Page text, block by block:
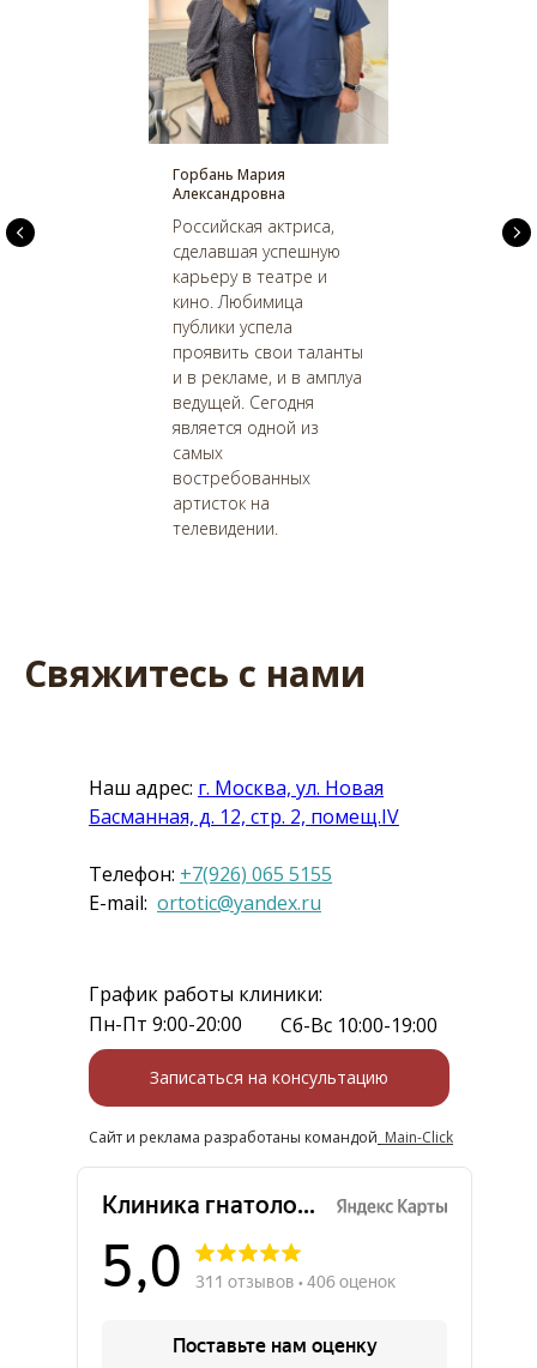
Горбань Мария
Александровна
Российская актриса,
сделавшая успешную
карьеру в театре и
кино. Любимица
публики успела
проявить свои таланты
и в рекламе, и в амплуа
ведущей. Сегодня
является одной из
самых
востребованных
артисток на
телевидении.
Свяжитесь с нами
Наш адрес: г. Москва, ул. Новая
Басманная, д. 12, стр. 2, помещ.IV
Телефон: +7(926) 065 5155
E-mail: ortotic@yandex.ru
Записаться на консультацию
Сб-Вс 10:00-19:00
Пн-Пт 9:00-20:00
Сайт и реклама разработаны командой Main-Click
График работы клиники: